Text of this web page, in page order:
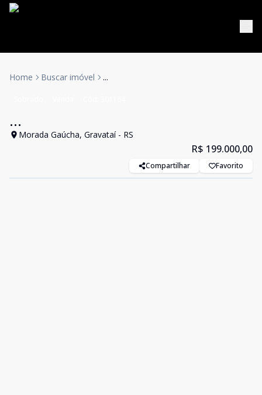
Home Buscar imóvel ...
...
Morada Gaúcha, Gravataí - RS
R$ 199.000,00
Compartilhar Favorito